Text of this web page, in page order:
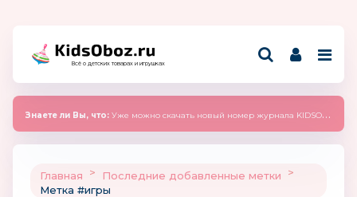
Всё о детских товарах и игрушках
Знаете ли Вы, что: Уже можно скачать новый номер журнала KIDSOBOZ 2025 (сентябрь)
Главная > Последние добавленные метки
>
Метка #игры